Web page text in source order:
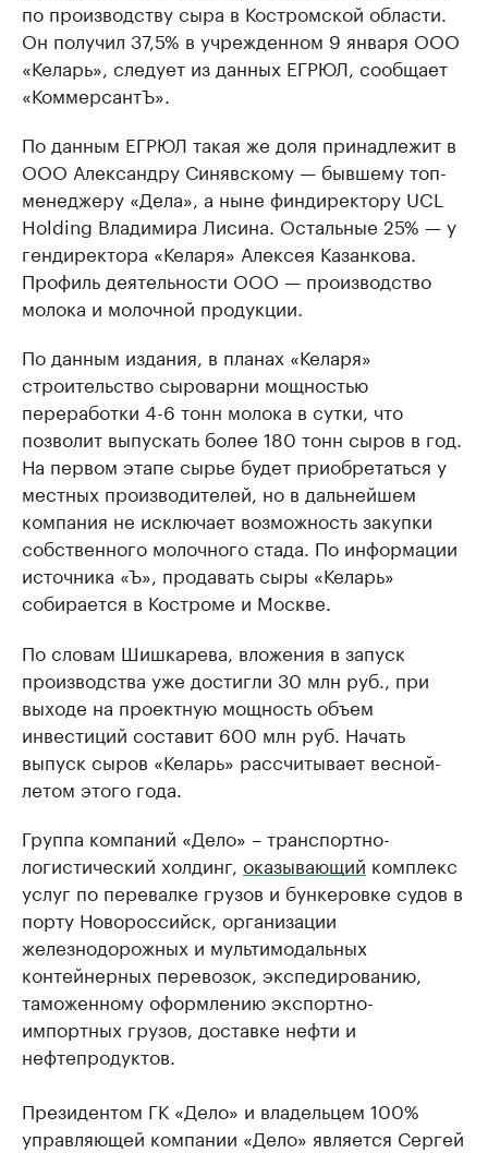
по производству сыра в Костромской области.
Он получил 37,5% в учрежденном 9 января ООО
«Келарь», следует из данных ЕГРЮЛ, сообщает
«КоммерсантЪ».
По данным ЕГРЮЛ такая же доля принадлежит в
ООО Александру Синявскому — бывшему топ-
менеджеру «Дела», а ныне финдиректору UCL
Holding Владимира Лисина. Остальные 25% — у
гендиректора «Келаря» Алексея Казанкова.
Профиль деятельности ООО — производство
молока и молочной продукции.
По данным издания, в планах «Келаря»
строительство сыроварни мощностью
переработки 4-6 тонн молока в сутки, что
позволит выпускать более 180 тонн сыров в год.
На первом этапе сырье будет приобретаться у
местных производителей, но в дальнейшем
компания не исключает возможность закупки
собственного молочного стада. По информации
источника «Ъ», продавать сыры «Келарь»
собирается в Костроме и Москве.
По словам Шишкарева, вложения в запуск
производства уже достигли 30 млн руб., при
выходе на проектную мощность объем
инвестиций составит 600 млн руб. Начать
выпуск сыров «Келарь» рассчитывает весной-
летом этого года.
Группа компаний «Дело» – транспортно-
логистический холдинг, оказывающий комплекс
услуг по перевалке грузов и бункеровке судов в
порту Новороссийск, организации
железнодорожных и мультимодальных
контейнерных перевозок, экспедированию,
таможенному оформлению экспортно-
импортных грузов, доставке нефти и
нефтепродуктов.
Президентом ГК «Дело» и владельцем 100%
управляющей компании «Дело» является Сергей